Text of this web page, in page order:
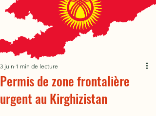
Permis de zone frontalière
urgent au Kirghizistan
3 juin 1 min de lecture